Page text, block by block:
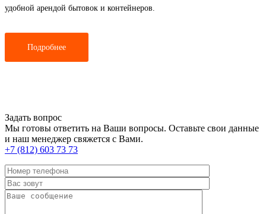
удобной арендой бытовок и контейнеров.
Подробнее
Задать вопрос
Мы готовы ответить на Ваши вопросы. Оставьте свои данные
и наш менеджер свяжется с Вами.
+7 (812) 603 73 73